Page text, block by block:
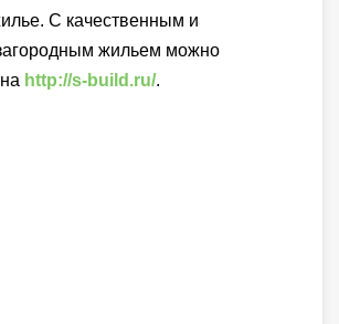
С качественным и
жильем можно
http://s-build.ru/.